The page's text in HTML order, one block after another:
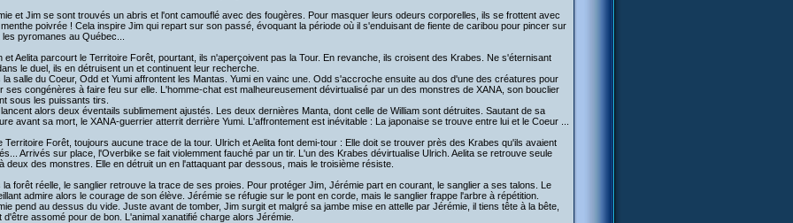
et Jim se sont trouvés un abris et l'ont camouflé avec des fougères. Pour masquer leurs odeurs corporelles, ils se frottent avec
poivrée ! Cela inspire Jim qui repart sur son passé, évoquant la période où il s'enduisant de fiente de caribou pour pincer sur
les pyromanes au Québec...
et Aelita parcourt le Territoire Forêt, pourtant, ils n'aperçoivent pas la Tour. En revanche, ils croisent des Krabes. Ne s'éternisant
le duel, ils en détruisent un et continuent leur recherche.
la salle du Coeur, Odd et Yumi affrontent les Mantas. Yumi en vainc une. Odd s'accroche ensuite au dos d'une des créatures pour
ses congénères à faire feu sur elle. L'homme-chat est malheureusement dévirtualisé par un des monstres de XANA, son bouclier
sous les puissants tirs.
lancent alors deux éventails sublimement ajustés. Les deux dernières Manta, dont celle de William sont détruites. Sautant de sa
avant sa mort, le XANA-guerrier atterrit derrière Yumi. L'affrontement est inévitable : La japonaise se trouve entre lui et le Coeur ...
Territoire Forêt, toujours aucune trace de la tour. Ulrich et Aelita font demi-tour : Elle doit se trouver près des Krabes qu'ils avaient
Arrivés sur place, l'Overbike se fait violemment fauché par un tir. L'un des Krabes dévirtualise Ulrich. Aelita se retrouve seule
deux des monstres. Elle en détruit un en l'attaquant par dessous, mais le troisième résiste.
la forêt réelle, le sanglier retrouve la trace de ses proies. Pour protéger Jim, Jérémie part en courant, le sanglier a ses talons. Le
admire alors le courage de son élève. Jérémie se réfugie sur le pont en corde, mais le sanglier frappe l'arbre à répétition.
pend au dessus du vide. Juste avant de tomber, Jim surgit et malgré sa jambe mise en attelle par Jérémie, il tiens tête à la bête,
d'être assomé pour de bon. L'animal xanatifié charge alors Jérémie.